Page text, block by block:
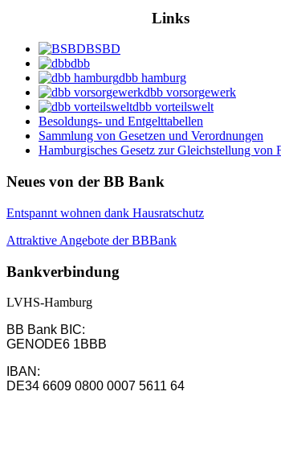
Links
BSBD
dbb
dbb hamburg
dbb vorsorgewerk
dbb vorteilswelt
Besoldungs- und Entgelttabellen
Sammlung von Gesetzen und Verordnungen
Hamburgisches Gesetz zur Gleichstellung
Neues von der BB Bank
Entspannt wohnen dank Hausratschutz
Attraktive Angebote der BBBank
Bankverbindung
LVHS-Hamburg
BB Bank BIC:
GENODE6 1BBB
IBAN:
DE34 6609 0800 0007 5611 64